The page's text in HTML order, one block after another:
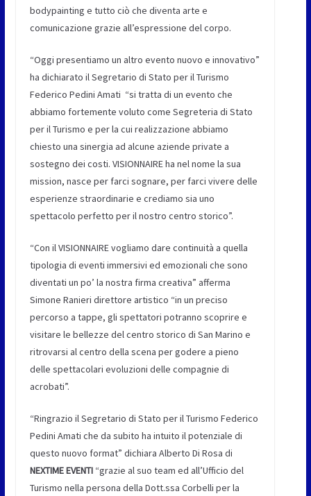
bodypainting e tutto ciò che diventa arte e
comunicazione grazie all’espressione del corpo.
“Oggi presentiamo un altro evento nuovo e innovativo”
ha dichiarato il Segretario di Stato per il Turismo
Federico Pedini Amati “si tratta di un evento che
abbiamo fortemente voluto come Segreteria di Stato
per il Turismo e per la cui realizzazione abbiamo
chiesto una sinergia ad alcune aziende private a
sostegno dei costi. VISIONNAIRE ha nel nome la sua
mission, nasce per farci sognare, per farci vivere delle
esperienze straordinarie e crediamo sia uno
spettacolo perfetto per il nostro centro storico”.
“Con il VISIONNAIRE vogliamo dare continuità a quella
tipologia di eventi immersivi ed emozionali che sono
diventati un po’ la nostra firma creativa” afferma
Simone Ranieri direttore artistico “in un preciso
percorso a tappe, gli spettatori potranno scoprire e
visitare le bellezze del centro storico di San Marino e
ritrovarsi al centro della scena per godere a pieno
delle spettacolari evoluzioni delle compagnie di
acrobati”.
“Ringrazio il Segretario di Stato per il Turismo Federico
Pedini Amati che da subito ha intuito il potenziale di
questo nuovo format” dichiara Alberto Di Rosa di
NEXTIME EVENTI“grazie al suo team ed all’Ufficio del
Turismo nella persona della Dott.ssa Corbelli per la